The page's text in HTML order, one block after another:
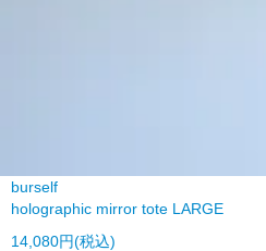
burself
holographic mirror tote LARGE
14,080円(税込)